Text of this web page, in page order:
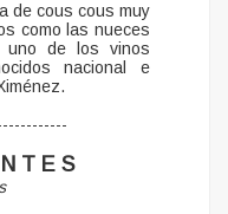
de cous cous muy
como las nueces
de los vinos
nacional e
T E S